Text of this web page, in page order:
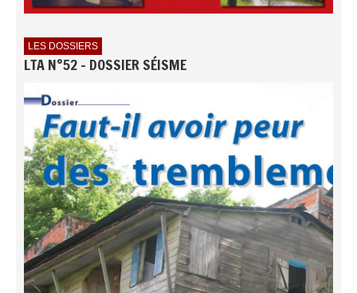
LES DOSSIERS
LTA N°52 - DOSSIER SÉISME